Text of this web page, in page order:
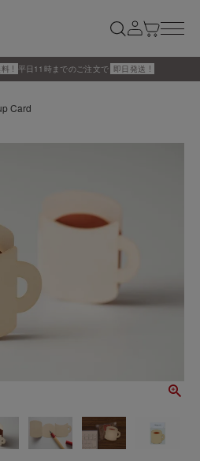
! 平日11時までのご注文で 即日発送 !
Card